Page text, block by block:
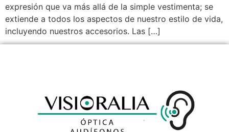
expresión que va más allá de la simple vestimenta; se
extiende a todos los aspectos de nuestro estilo de vida,
incluyendo nuestros accesorios. Las […]